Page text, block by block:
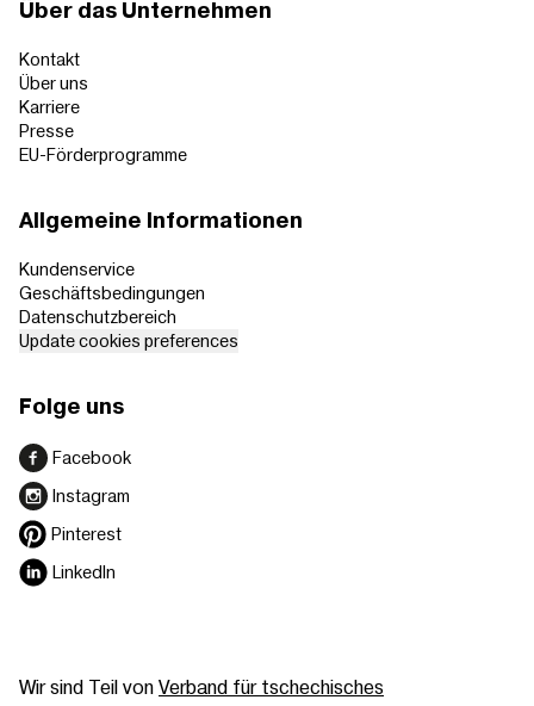
Über das Unternehmen
Kontakt
Über uns
Karriere
Presse
EU-Förderprogramme
Allgemeine Informationen
Kundenservice
Geschäftsbedingungen
Datenschutzbereich
Update cookies preferences
Folge uns
Facebook
Instagram
Pinterest
LinkedIn
Wir sind Teil vonVerband für tschechisches